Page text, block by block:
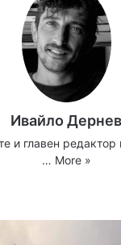
Ивайло Дернев
и главен
… More »